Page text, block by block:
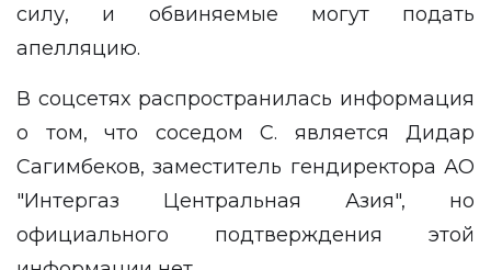
силу, и обвиняемые могут подать
апелляцию.
В соцсетях распространилась информация
о том, что соседом С. является Дидар
Сагимбеков, заместитель гендиректора АО
"Интергаз Центральная Азия", но
официального подтверждения этой